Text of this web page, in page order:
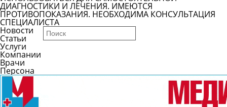
ДИАГНОСТИКИ И ЛЕЧЕНИЯ. ИМЕЮТСЯ
ПРОТИВОПОКАЗАНИЯ. НЕОБХОДИМА КОНСУЛЬТАЦИЯ
СПЕЦИАЛИСТА
Новости
Статьи
Услуги
Компании
Врачи
Персона